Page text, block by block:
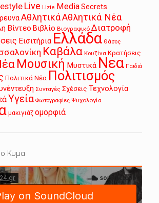
Live Lizie MediaSecrets
ΑθλητικάΑθλητικά Νέα
Βίντεο Βιβλίο Βιογραφικό Διατροφή
Εισιτήρια Ελλάδα Θάσος
Καβάλα Κουζίνα Κρατήσεις
Μουσική Μυστικά Νεα Παιδιά
Πολιτικά Νέα Πολιτισμός
Συνταγές Σχέσεις Τεχνολογία
Υγεία Φωτογραφίες Ψυχολογία
μακιγιάζ ομορφιά
Κυμα